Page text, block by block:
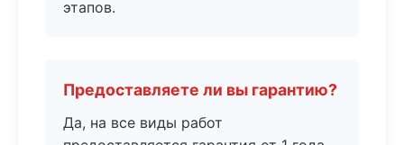
этапов.
Предоставляете ли вы гарантию?
Да, на все виды работ